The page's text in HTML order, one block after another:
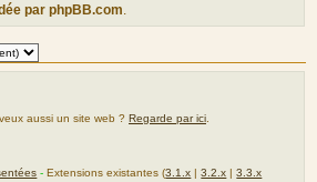
par phpBB.com.
aussi un site web ? Regarde par ici.
- Extensions existantes (3.1.x |3.2.x |3.3.x